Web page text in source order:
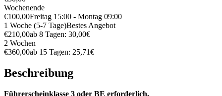
Wochenende
€100,00Freitag 15:00 - Montag 09:00
1 Woche (5-7 Tage)Bestes Angebot
€210,00ab 8 Tagen: 30,00€
2 Wochen
€360,00ab 15 Tagen: 25,71€
Beschreibung
Führerscheinklasse 3 oder BE erforderlich.